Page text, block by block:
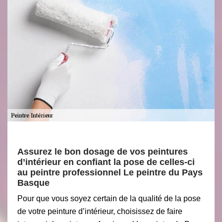
Assurez le bon dosage de vos peintures
d’intérieur en confiant la pose de celles-ci
au peintre professionnel Le peintre du Pays
Basque
Pour que vous soyez certain de la qualité de la pose
de votre peinture d’intérieur, choisissez de faire